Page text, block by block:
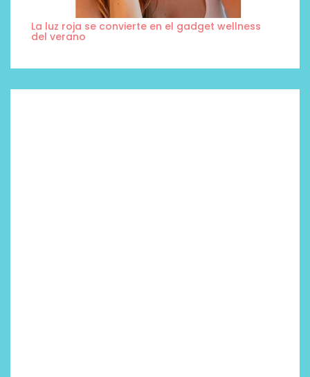
La luz roja se convierte en el gadget wellness
del verano